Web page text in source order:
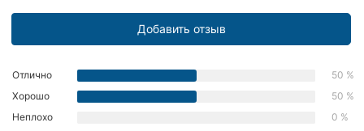
Кривой
Добавить отзыв
Отлично
50 %
Хорошо
50 %
Неплохо
0 %